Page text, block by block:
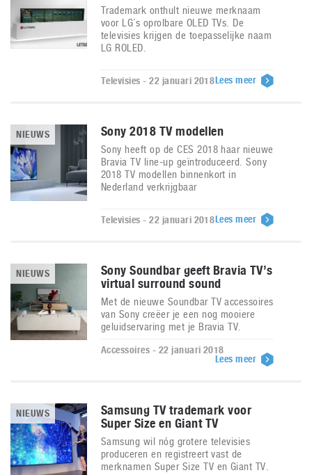
Trademark onthult nieuwe merknaam
voor LG´s oprolbare OLED TVs. De
televisies krijgen de toepasselijke naam
LG ROLED.
Televisies - 22 januari 2018Lees meer
NIEUWS Sony 2018 TV modellen
Sony heeft op de CES 2018 haar nieuwe
Bravia TV line-up geïntroduceerd. Sony
2018 TV modellen binnenkort in
Nederland verkrijgbaar
Televisies - 22 januari 2018Lees meer
NIEUWS
Sony Soundbar geeft Bravia TV’s
virtual surround sound
Met de nieuwe Soundbar TV accessoires
van Sony creëer je een nog mooiere
geluidservaring met je Bravia TV.
Accessoires - 22 januari 2018
Lees meer
NIEUWS
Samsung TV trademark voor
Super Size en Giant TV
Samsung wil nóg grotere televisies
produceren en registreert vast de
merknamen Super Size TV en Giant TV.